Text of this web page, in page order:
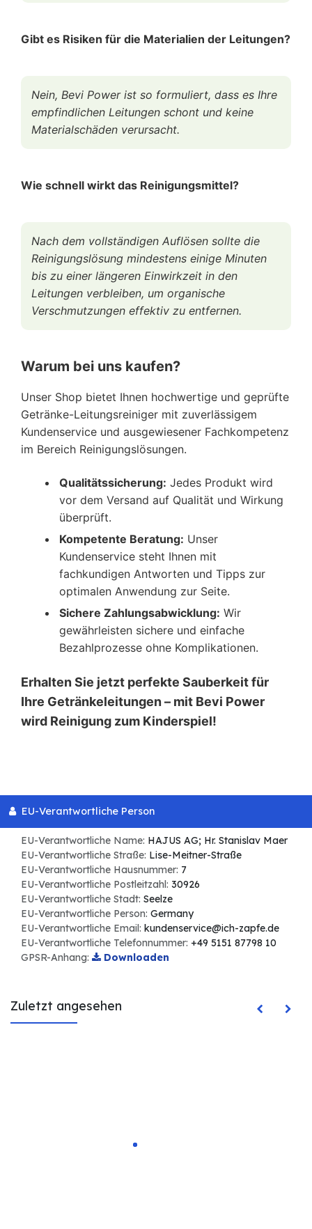
Gibt es Risiken für die Materialien der Leitungen?
Nein, Bevi Power ist so formuliert, dass es Ihre
empfindlichen Leitungen schont und keine
Materialschäden verursacht.
Wie schnell wirkt das Reinigungsmittel?
Nach dem vollständigen Auflösen sollte die
Reinigungslösung mindestens einige Minuten
bis zu einer längeren Einwirkzeit in den
Leitungen verbleiben, um organische
Verschmutzungen effektiv zu entfernen.
Warum bei uns kaufen?
Unser Shop bietet Ihnen hochwertige und geprüfte
Getränke-Leitungsreiniger mit zuverlässigem
Kundenservice und ausgewiesener Fachkompetenz
im Bereich Reinigungslösungen.
Qualitätssicherung: Jedes Produkt wird
vor dem Versand auf Qualität und Wirkung
überprüft.
Kompetente Beratung: Unser
Kundenservice steht Ihnen mit
fachkundigen Antworten und Tipps zur
optimalen Anwendung zur Seite.
Sichere Zahlungsabwicklung: Wir
gewährleisten sichere und einfache
Bezahlprozesse ohne Komplikationen.
Erhalten Sie jetzt perfekte Sauberkeit für
Ihre Getränkeleitungen – mit Bevi Power
wird Reinigung zum Kinderspiel!
EU-Verantwortliche Person
EU-Verantwortliche Name: HAJUS AG; Hr. Stanislav Maer
EU-Verantwortliche Straße: Lise-Meitner-Straße
EU-Verantwortliche Hausnummer: 7
EU-Verantwortliche Postleitzahl: 30926
EU-Verantwortliche Stadt: Seelze
EU-Verantwortliche Person: Germany
EU-Verantwortliche Email: kundenservice@ich-zapfe.de
EU-Verantwortliche Telefonnummer: +49 5151 87798 10
GPSR-Anhang:
Downloaden
Zuletzt angesehen